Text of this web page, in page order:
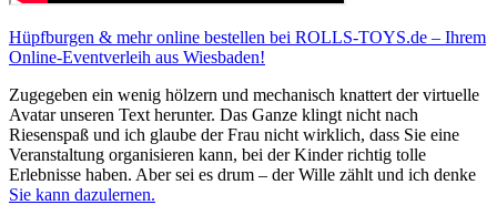
Hüpfburgen & mehr online bestellen bei ROLLS-TOYS.de – Ihrem
Online-Eventverleih aus Wiesbaden!
Zugegeben ein wenig hölzern und mechanisch knattert der virtuelle
Avatar unseren Text herunter. Das Ganze klingt nicht nach
Riesenspaß und ich glaube der Frau nicht wirklich, dass Sie eine
Veranstaltung organisieren kann, bei der Kinder richtig tolle
Erlebnisse haben. Aber sei es drum – der Wille zählt und ich denke
Sie kann dazulernen.